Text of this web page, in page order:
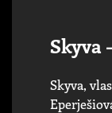
Skyva
Skyva,